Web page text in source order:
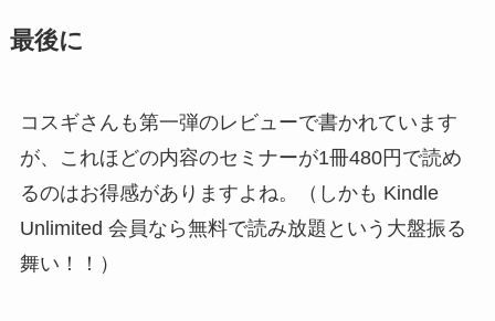
最後に
コスギさんも第一弾のレビューで書かれています
が、これほどの内容のセミナーが1冊480円で読め
るのはお得感がありますよね。（しかも Kindle
Unlimited 会員なら無料で読み放題という大盤振る
舞い！！）